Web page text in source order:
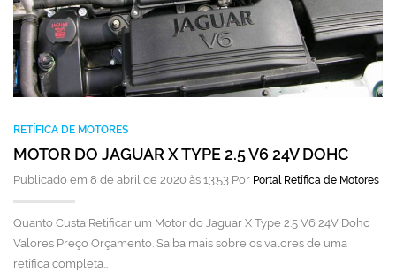
RETÍFICA DE MOTORES
MOTOR DO JAGUAR X TYPE 2.5 V6 24V DOHC
Publicado em 8 de abril de 2020 às 13:53 Por Portal Retífica de Motores
Quanto Custa Retificar um Motor do Jaguar X Type 2.5 V6 24V Dohc
Valores Preço Orçamento. Saiba mais sobre os valores de uma
retífica completa…